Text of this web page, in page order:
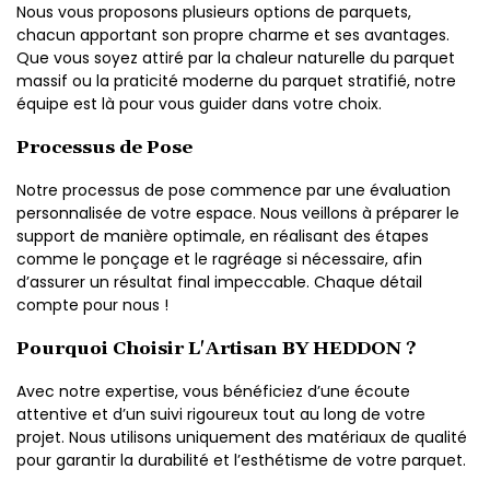
Nous vous proposons plusieurs options de parquets,
chacun apportant son propre charme et ses avantages.
Que vous soyez attiré par la chaleur naturelle du parquet
massif ou la praticité moderne du parquet stratifié, notre
équipe est là pour vous guider dans votre choix.
Processus de Pose
Notre processus de pose commence par une évaluation
personnalisée de votre espace. Nous veillons à préparer le
support de manière optimale, en réalisant des étapes
comme le ponçage et le ragréage si nécessaire, afin
d’assurer un résultat final impeccable. Chaque détail
compte pour nous !
Pourquoi Choisir L'Artisan BY HEDDON ?
Avec notre expertise, vous bénéficiez d’une écoute
attentive et d’un suivi rigoureux tout au long de votre
projet. Nous utilisons uniquement des matériaux de qualité
pour garantir la durabilité et l’esthétisme de votre parquet.